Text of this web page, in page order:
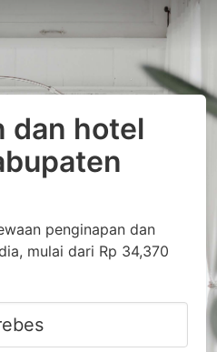
dan hotel
penginapan dan
mulai dari Rp 34,370